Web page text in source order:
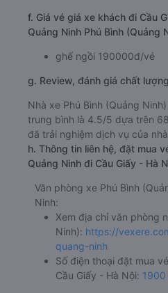
f. Giá vé giá xe khách đi Cầu
Quảng Ninh Phú Bình (Quảng
ghế ngồi 190000đ/vé
g. Review, đánh giá chất
Nhà xe Phú Bình (Quảng
trung bình là 4.5/5 dựa trên
đã trải nghiệm dịch vụ của
h. Thông tin liên hệ, đặt mua
Quảng Ninh đi Cầu Giấy - Hà
Văn phòng xe Phú Bình
Ninh:
Xem địa chỉ văn phòng
Ninh): https://
quang-ninh
Số điện thoại đặt mua
Cầu Giấy - Hà Nội: